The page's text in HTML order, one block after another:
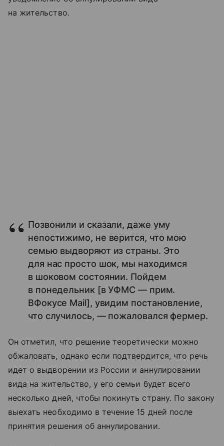
на жительство.
Позвонили и сказали, даже уму
непостижимо, не верится, что мою
семью выдворяют из страны. Это
для нас просто шок, мы находимся
в шоковом состоянии. Пойдем
в понедельник [в УФМС — прим.
ВФокусе Mail], увидим постановление,
что случилось, — пожаловался фермер.
Он отметил, что решение теоретически можно
обжаловать, однако если подтвердится, что речь
идет о выдворении из России и аннулировании
вида на жительство, у его семьи будет всего
несколько дней, чтобы покинуть страну. По закону
выехать необходимо в течение 15 дней после
принятия решения об аннулировании.